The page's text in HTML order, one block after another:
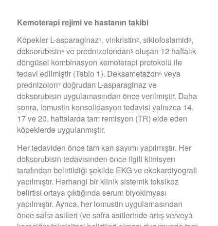
Kemoterapi rejimi ve hastanın takibi
Köpekler L-asparaginaz1 , vinkristin2, siklofosfamid3,
doksorubisin4 ve prednizolondan5 oluşan 12 haftalık
döngüsel kombinasyon kemoterapi protokolü ile
tedavi edilmiştir (Tablo 1). Deksametazon6 veya
prednizolon7 doğrudan L-asparaginaz ve
doksorubisin uygulamasından önce verilmiştir. Daha
sonra, lomustin konsolidasyon tedavisi yalnızca 14,
17 ve 20. haftalarda tam remisyon (TR) elde eden
köpeklerde uygulanmıştır.
Her tedaviden önce tam kan sayımı yapılmıştır. Her
doksorubisin tedavisinden önce ilgili klinisyen
tarafından belirtildiği şekilde EKG ve ekokardiyografi
yapılmıştır. Herhangi bir klinik sistemik toksikoz
belirtisi ortaya çıktığında serum biyokimyası
yapılmıştır. Ayrıca, her lomustin uygulamasından
önce safra asitleri (ve safra asitlerinde artış ve/veya